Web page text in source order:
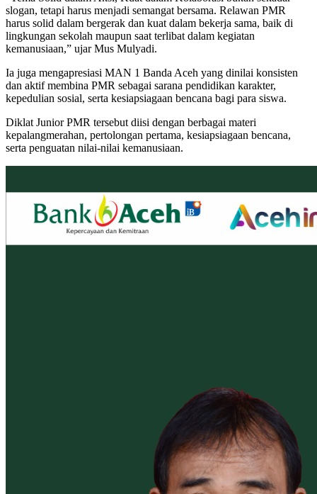
slogan, tetapi harus menjadi semangat bersama. Relawan PMR
harus solid dalam bergerak dan kuat dalam bekerja sama, baik di
lingkungan sekolah maupun saat terlibat dalam kegiatan
kemanusiaan,” ujar Mus Mulyadi.
Ia juga mengapresiasi MAN 1 Banda Aceh yang dinilai konsisten
dan aktif membina PMR sebagai sarana pendidikan karakter,
kepedulian sosial, serta kesiapsiagaan bencana bagi para siswa.
Diklat Junior PMR tersebut diisi dengan berbagai materi
kepalangmerahan, pertolongan pertama, kesiapsiagaan bencana,
serta penguatan nilai-nilai kemanusiaan.